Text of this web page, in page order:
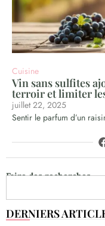
Faire des recherches
DERNIERS
Cuisine
Vin sans sulfites
terroir et limiter
juillet 22, 2025
Sentir le parfum d’un